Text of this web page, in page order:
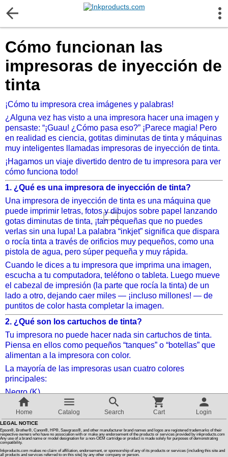
Cómo funcionan las
impresoras de inyección de
tinta
¡Cómo tu impresora crea imágenes y palabras!
¿Alguna vez has visto a una impresora hacer una imagen y
pensaste: “¡Guau! ¿Cómo pasa eso?” ¡Parece magia! Pero
en realidad es ciencia, gotitas diminutas de tinta y máquinas
muy inteligentes llamadas impresoras de inyección de tinta.
¡Hagamos un viaje divertido dentro de tu impresora para ver
cómo funciona todo!
1. ¿Qué es una impresora de inyección de tinta?
Una impresora de inyección de tinta es una máquina que
puede imprimir letras, fotos y dibujos sobre papel lanzando
gotas diminutas de tinta, ¡tan pequeñas que no puedes
verlas sin una lupa! La palabra “inkjet” significa que dispara
o rocía tinta a través de orificios muy pequeños, como una
pistola de agua, pero súper pequeña y muy rápida.
Cuando le dices a tu impresora que imprima una imagen,
escucha a tu computadora, teléfono o tableta. Luego mueve
el cabezal de impresión (la parte que rocía la tinta) de un
lado a otro, dejando caer miles — ¡incluso millones! — de
puntitos de color hasta completar la imagen.
2. ¿Qué son los cartuchos de tinta?
Tu impresora no puede hacer nada sin cartuchos de tinta.
Piensa en ellos como pequeños “tanques” o “botellas” que
alimentan a la impresora con color.
La mayoría de las impresoras usan cuatro colores
principales:
Negro (K)
Cian (C) — una forma elegante de decir azul
Magenta (M) — un rosa intenso
Amarillo (Y)
Al mezclar estos colores, la impresora puede crear millones
de tonos diferentes, ¡igual que cuando mezclas pinturas en
Home Catalog Search Cart Login
LEGAL NOTICE
Epson®, Brother®, Canon®, HP®, Sawgrass®, and other manufacturer brand names and logos are registered trademarks of their
respective owners who have no association with or make any endorsement of the products or services provided by inkproducts.com
Any use of a brand name or model designation for a non-OEM cartridge or product is made solely for purposes of demonstrating
compatibility.
Inkproducts.com makes no claim of affiliation, endorsement, or sponsorship of any of its products or services (including this site and
all products and services referred to on this site) by any other company or person.
More Information
Gift certificates
LEGAL NOTICE
Customer Service
Terms & Conditions
Shipping
Privacy statement
Customer Reviews
How To Instructions & Videos
International Orders
About Us
Articles
Switch to desktop version